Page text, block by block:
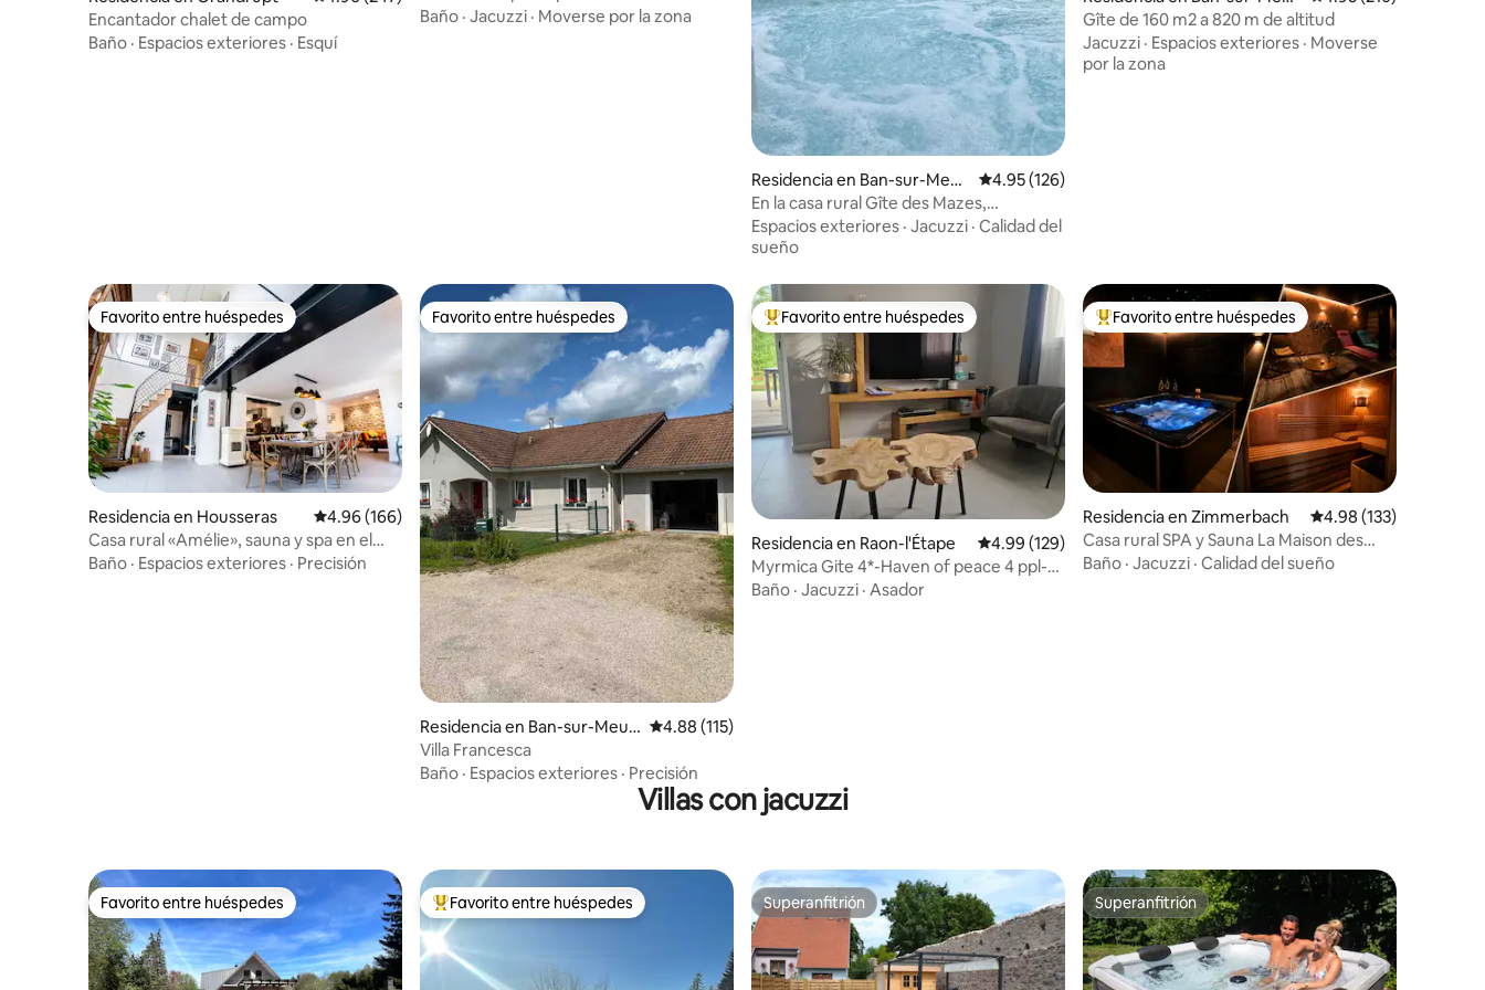
Encantador chalet de campo
Baño · Espacios exteriores · Esquí
• Se admiten perros
Baño · Jacuzzi · Moverse por la zona
Residencia en Ban-sur-Meur
the-Clefcy
Calificación promedio: 4.95 de 5; 126 evaluaciones
4.95 (126)
En la casa rural Gîte des Mazes,
inmersión en la naturaleza
Espacios exteriores · Jacuzzi · Calidad del
sueño
the-Clefcy
Gîte de 160 m2 a 820 m de altitud
Jacuzzi · Espacios exteriores · Moverse
por la zona
Favorito entre huéspedes
Favorito entre huéspedes
Residencia en Housseras Calificación promedio: 4.96 de 5; 166 evaluaciones
4.96 (166)
Casa rural «Amélie», sauna y spa en el
corazón de los Vosgos.
Baño · Espacios exteriores · Precisión
Favorito entre huéspedes
Favorito entre huéspedes
Residencia en Ban-sur-Meur
the-Clefcy
Calificación promedio: 4.88 de 5; 115 evaluaciones
4.88 (115)
Villa Francesca
Baño · Espacios exteriores · Precisión
De los mejores en Favorito entre huéspedes
Favorito entre huéspedes
Residencia en Raon-l'Étape Calificación promedio: 4.99 de 5; 129 evaluaciones
4.99 (129)
Myrmica Gite 4*-Haven of peace 4 ppl-
Private SPA
Baño · Jacuzzi · Asador
De los mejores en Favorito entre huéspedes
Favorito entre huéspedes
Residencia en Zimmerbach Calificación promedio:
4.98 (133)
Casa rural SPA y Sauna La Maison des
Charpentiers
Baño · Jacuzzi · Calidad del sueño
Villas con jacuzzi
Favorito entre huéspedes
Favorito entre huéspedes De los mejores en Favorito entre huéspedes
Favorito entre huéspedes Superanfitrión
Superanfitrión Superanfitrión
Superanfitrión